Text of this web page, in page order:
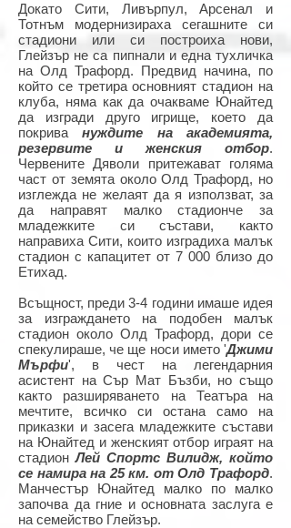
Докато Сити, Ливърпул, Арсенал и
Тотнъм модернизираха сегашните си
стадиони или си построиха нови,
Глейзър не са пипнали и една тухличка
на Олд Трафорд. Предвид начина, по
който се третира основният стадион на
клуба, няма как да очакваме Юнайтед
да изгради друго игрище, което да
покривануждите на академията,
резервите и женския отбор.
Червените Дяволи притежават голяма
част от земята около Олд Трафорд, но
изглежда не желаят да я използват, за
да направят малко стадионче за
младежките си състави, както
направиха Сити, които изградиха малък
стадион с капацитет от 7 000 близо до
Етихад.
Всъщност, преди 3-4 години имаше идея
за изграждането на подобен малък
стадион около Олд Трафорд, дори се
спекулираше, че ще носи името 'Джими
Мърфи', в чест на легендарния
асистент на Сър Мат Бъзби, но също
както разширяването на Театъра на
мечтите, всичко си остана само на
приказки и засега младежките състави
на Юнайтед и женският отбор играят на
стадионЛей Спортс Вилидж, който
се намира на 25 км. от Олд Трафорд.
Манчестър Юнайтед малко по малко
започва да гние и основната заслуга е
на семейство Глейзър.